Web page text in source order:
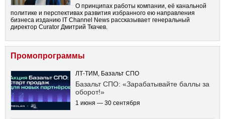
О принципах работы компании, её канальной
политике и перспективах развития избранного ею направления
бизнеса изданию IT Channel News рассказывает генеральный
директор Curator Дмитрий Ткачев.
Промопрограммы
ЛТ-ТИМ, Базальт СПО
Базальт СПО: «Зарабатывайте баллы за
оборот!»
1 июня — 30 сентября